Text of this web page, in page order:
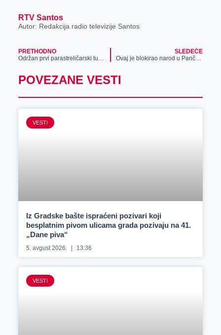
RTV Santos
Autor: Redakcija radio televizije Santos
PRETHODNO
Održan prvi parastreličarski turnir u organizaciji „SKIZ“ na zrenjaninskom bazenu
SLEDEĆE
Ovaj je blokirao narod u Pančevu: Farma „Trajković“ iznikla na prevarama i utajama
POVEZANE VESTI
VESTI
Iz Gradske bašte ispraćeni pozivari koji
besplatnim pivom ulicama grada pozivaju na 41.
„Dane piva“
5. avgust 2026. 13:36
VESTI